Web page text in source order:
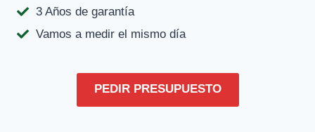
3 Años de garantía
Vamos a medir el mismo día
PEDIR PRESUPUESTO